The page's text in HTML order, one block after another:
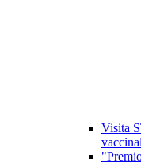
Visita